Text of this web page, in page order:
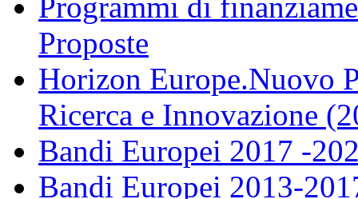
Proposte
Horizon Europe.Nuovo
Ricerca e Innovazione
Bandi Europei 2017 -
Bandi Europei 2013-